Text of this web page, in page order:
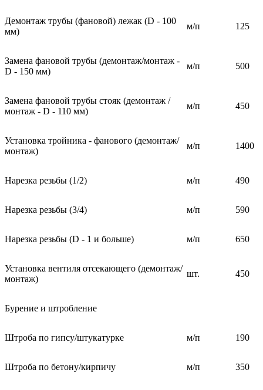
Демонтаж трубы (фановой) лежак (D - 100
мм)
м/п 125
Замена фановой трубы (демонтаж/монтаж -
D - 150 мм)
м/п 500
Замена фановой трубы стояк (демонтаж /
монтаж - D - 110 мм)
м/п 450
Установка тройника - фанового (демонтаж/
монтаж)
м/п 1400
Нарезка резьбы (1/2) м/п 490
Нарезка резьбы (3/4) м/п 590
Нарезка резьбы (D - 1 и больше) м/п 650
Установка вентиля отсекающего (демонтаж/
монтаж)
шт. 450
Бурение и штробление
Штроба по гипсу/штукатурке м/п 190
Штроба по бетону/кирпичу м/п 350